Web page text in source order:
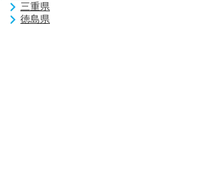
三重県
徳島県